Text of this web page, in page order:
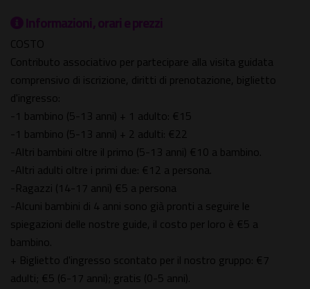
Informazioni, orari e prezzi
COSTO
Contributo associativo per partecipare alla visita guidata
comprensivo di iscrizione, diritti di prenotazione, biglietto
d'ingresso:
-1 bambino (5-13 anni) + 1 adulto: €15
-1 bambino (5-13 anni) + 2 adulti: €22
-Altri bambini oltre il primo (5-13 anni) €10 a bambino.
-Altri adulti oltre i primi due: €12 a persona.
-Ragazzi (14-17 anni) €5 a persona
-Alcuni bambini di 4 anni sono già pronti a seguire le
spiegazioni delle nostre guide, il costo per loro è €5 a
bambino.
+ Biglietto d'ingresso scontato per il nostro gruppo: €7
adulti; €5 (6-17 anni); gratis (0-5 anni).